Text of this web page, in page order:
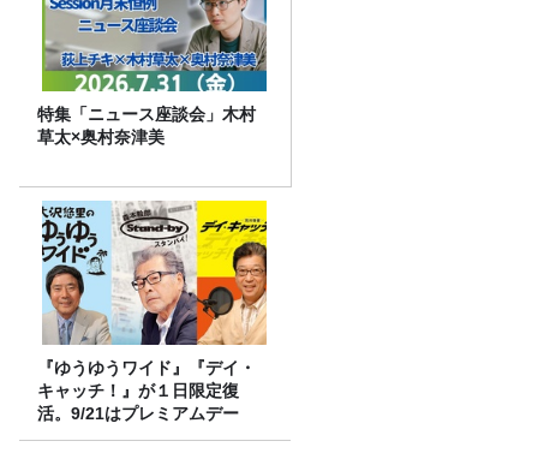
特集「ニュース座談会」木村
草太×奥村奈津美
『ゆうゆうワイド』『デイ・
キャッチ！』が１日限定復
活。9/21はプレミアムデー